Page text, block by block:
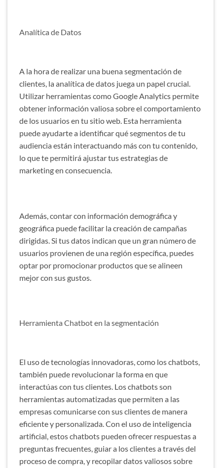
Analítica de Datos
A la hora de realizar una buena segmentación de
clientes, la analítica de datos juega un papel crucial.
Utilizar herramientas como Google Analytics permite
obtener información valiosa sobre el comportamiento
de los usuarios en tu sitio web. Esta herramienta
puede ayudarte a identificar qué segmentos de tu
audiencia están interactuando más con tu contenido,
lo que te permitirá ajustar tus estrategias de
marketing en consecuencia.
Además, contar con información demográfica y
geográfica puede facilitar la creación de campañas
dirigidas. Si tus datos indican que un gran número de
usuarios provienen de una región específica, puedes
optar por promocionar productos que se alineen
mejor con sus gustos.
Herramienta Chatbot en la segmentación
El uso de tecnologías innovadoras, como los chatbots,
también puede revolucionar la forma en que
interactúas con tus clientes. Los chatbots son
herramientas automatizadas que permiten a las
empresas comunicarse con sus clientes de manera
eficiente y personalizada. Con el uso de inteligencia
artificial, estos chatbots pueden ofrecer respuestas a
preguntas frecuentes, guiar a los clientes a través del
proceso de compra, y recopilar datos valiosos sobre